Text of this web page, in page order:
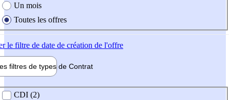
Un mois
Toutes les offres
le filtre de date de création de l'offre
filtres de types de Contrat
contrat
CDI (2)